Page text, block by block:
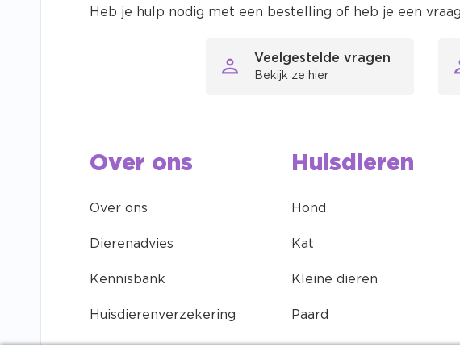
Heb je hulp nodig met een bestelling of heb je een
Veelgestelde vragen
Bekijk ze hier
Over ons
Over ons
Dierenadvies
Kennisbank
Huisdierenverzekering
Huisdieren
Hond
Kat
Kleine dieren
Paard